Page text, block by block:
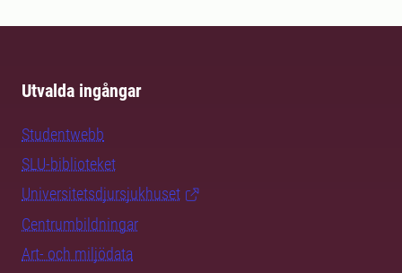
Utvalda ingångar
Studentwebb
SLU-biblioteket
Universitetsdjursjukhuset
Centrumbildningar
Art- och miljödata